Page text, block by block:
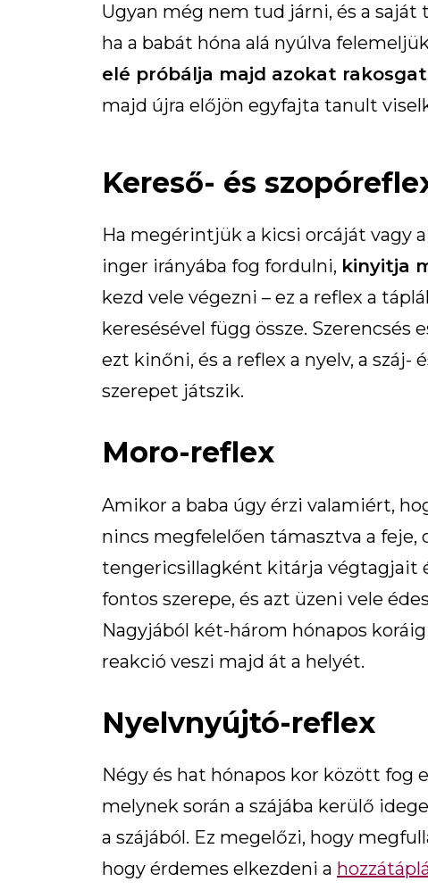
Ugyan még nem tud járni, és a
ha a babát hóna alá nyúlva
elé próbálja majd azokat
majd újra előjön egyfajta tanult
Kereső- és
Ha megérintjük a kicsi orcáját vagy
inger irányába fog fordulni, kinyitja
kezd vele végezni – ez a reflex a
keresésével függ össze. Szerencsés
ezt kinőni, és a reflex a nyelv, a
szerepet játszik.
Moro-reflex
Amikor a baba úgy érzi valamiért,
nincs megfelelően támasztva a feje,
tengericsillagként kitárja végtagjait
fontos szerepe, és azt üzeni vele
Nagyjából két-három hónapos
reakció veszi majd át a helyét.
Nyelvnyújtó-reflex
Négy és hat hónapos kor között fog
melynek során a szájába kerülő
a szájából. Ez megelőzi, hogy
hogy érdemes elkezdeni a